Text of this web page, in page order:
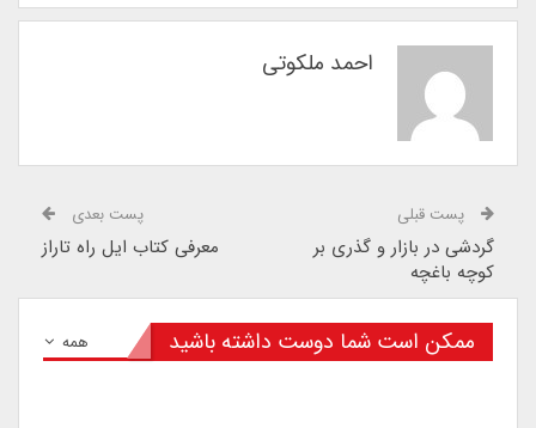
احمد ملکوتی
پست قبلی
گردشی در بازار و گذری بر
کوچه باغچه
پست بعدی
معرفی کتاب ایل راه تاراز
همه ممکن است شما دوست داشته باشید